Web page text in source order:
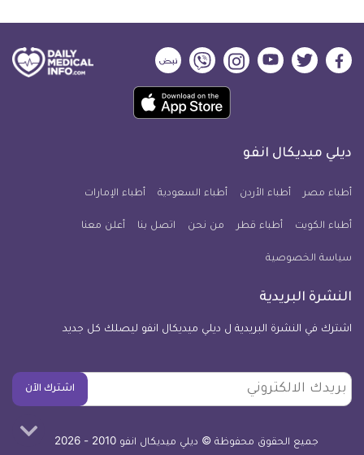
ديلي
فيسبوك
ديلي
تويتر
ديلي
ميديكال
يوتيوب
ديلي
ميديكال
انفو
ديلي
ميديكال
انفو
ديلي
ميديكال
انفو
حمل
تطبيق
معلومة
للآيفون
ديلي ميديكال انفو
أطباء مصر أطباء الأردن أطباء السعودية أطباء الإمارات
أطباء الكويت أطباء قطر من نحن اتصل بنا أعلن معنا
سياسة الخصوصية
النشرة البريدية
اشترك في النشرة البريدية ل ديلي ميديكال انفو ليصلك كل جديد
بريدك
الالكتروني
اشترك الآن
جميع الحقوق محفوظة © ديلي ميديكال انفو 2010 - 2026